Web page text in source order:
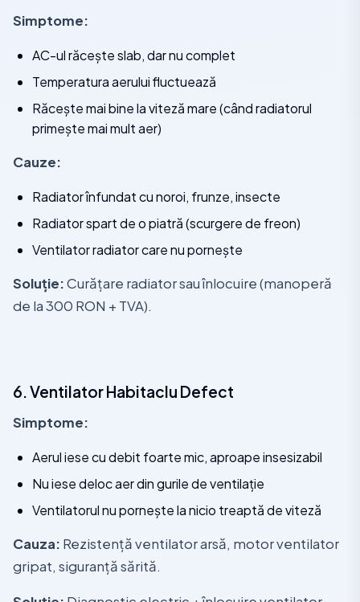
Simptome:
AC-ul răcește slab, dar nu complet
Temperatura aerului fluctuează
Răcește mai bine la viteză mare (când radiatorul
primește mai mult aer)
Cauze:
Radiator înfundat cu noroi, frunze, insecte
Radiator spart de o piatră (scurgere de freon)
Ventilator radiator care nu pornește
Soluție:Curățare radiator sau înlocuire (manoperă
de la 300 RON + TVA).
6. Ventilator Habitaclu Defect
Simptome:
Aerul iese cu debit foarte mic, aproape insesizabil
Nu iese deloc aer din gurile de ventilație
Ventilatorul nu pornește la nicio treaptă de viteză
Cauza: Rezistență ventilator arsă, motor ventilator
gripat, siguranță sărită.